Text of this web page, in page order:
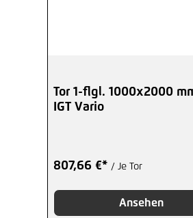
Tor 1-flgl. 1000x2000
IGT Vario
807,66 €* / Je Tor
Ansehen